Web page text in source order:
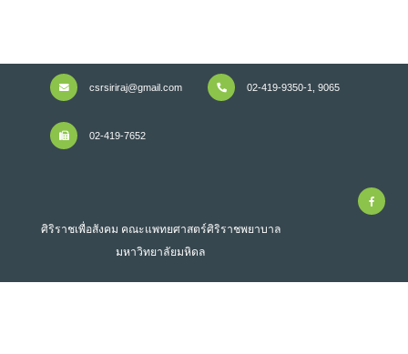
csrsiriraj@gmail.com 02-419-9350-1, 9065
02-419-7652
ศิริราชเพื่อสังคม คณะแพทยศาสตร์ศิริราชพยาบาล
มหาวิทยาลัยมหิดล